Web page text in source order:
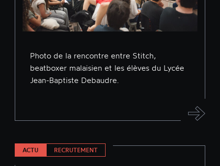
Photo de la rencontre entre Stitch,
beatboxer malaisien et les élèves du Lycée
Jean-Baptiste Debaudre.
ACTU RECRUTEMENT